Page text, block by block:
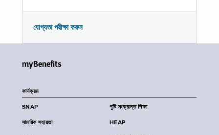
যোগ্যতা পরীক্ষা করুন
myBenefits
কার্যক্রম
SNAP পুষ্টি সংক্রান্ত শিক্ষা
সাময়িক সহায়তা HEAP